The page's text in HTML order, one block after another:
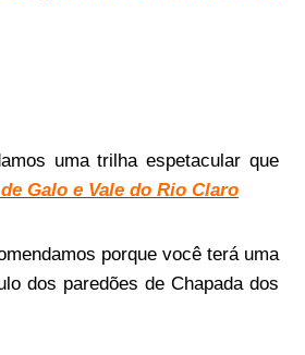
uma trilha espetacular que
Galo e Vale do Rio Claro
porque você terá uma
dos paredões de Chapada dos